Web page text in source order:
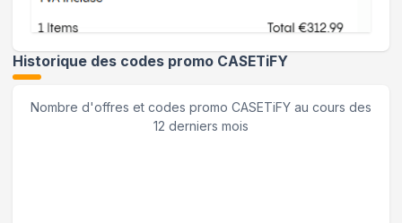
Historique des codes promo CASETiFY
Nombre d'offres et codes promo CASETiFY au cours des
12 derniers mois